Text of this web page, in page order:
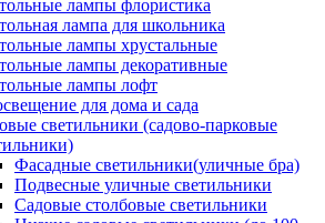
лампы флористика
лампа для школьника
лампы хрустальные
лампы декоративные
лампы лофт
для дома и сада
светильники (садово-парковые
Фасадные светильники(уличные бра)
Подвесные уличные светильники
Садовые столбовые светильники